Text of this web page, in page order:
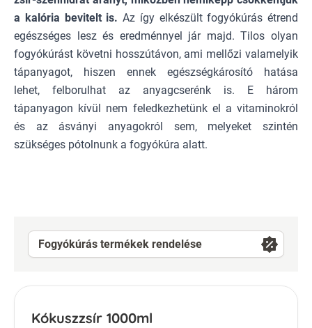
a kalória bevitelt is. Az így elkészült fogyókúrás étrend
egészséges lesz és eredménnyel jár majd. Tilos olyan
fogyókúrást követni hosszútávon, ami mellőzi valamelyik
tápanyagot, hiszen ennek egészségkárosító hatása
lehet, felborulhat az anyagcserénk is. E három
tápanyagon kívül nem feledkezhetünk el a vitaminokról
és az ásványi anyagokról sem, melyeket szintén
szükséges pótolnunk a fogyókúra alatt.
Fogyókúrás termékek rendelése
Kókuszzsír 1000ml